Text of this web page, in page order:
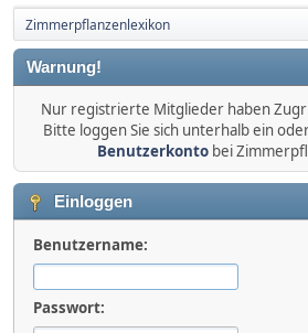
Zimmerpflanzenlexikon
Warnung!
Nur registrierte Mitglieder haben
Bitte loggen Sie sich unterhalb ein
Benutzerkonto bei
Einloggen
Benutzername:
Passwort: